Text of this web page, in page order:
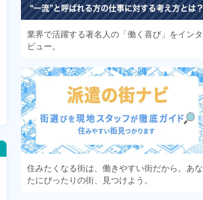
業界で活躍する著名人の「働く喜び」をインタ
ビュー。
住みたくなる街は、働きやすい街だから。あな
たにぴったりの街、見つけよう。